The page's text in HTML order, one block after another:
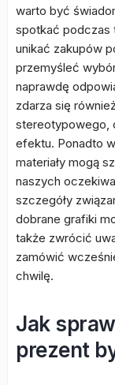
warto być
spotkać podczas
unikać zakupów
przemyśleć
naprawdę
zdarza się
stereotypowego,
efektu. Ponadto
materiały mogą
naszych
szczegóły
dobrane grafiki
także zwrócić
zamówić
chwilę.
Jak
prezent